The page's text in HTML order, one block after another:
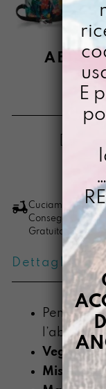
[ Borse
Cose
quantità
Cuciamo ogni
Consegna in 4/5
Gratuita per
Dettagli
Pensato
Vegan
Misure:
E